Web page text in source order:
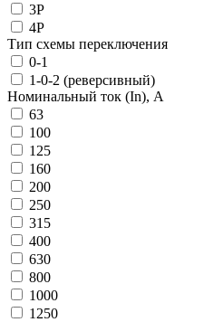
3P
4P
Тип схемы переключения
0-1
1-0-2 (реверсивный)
Номинальный ток (In), A
63
100
125
160
200
250
315
400
630
800
1000
1250